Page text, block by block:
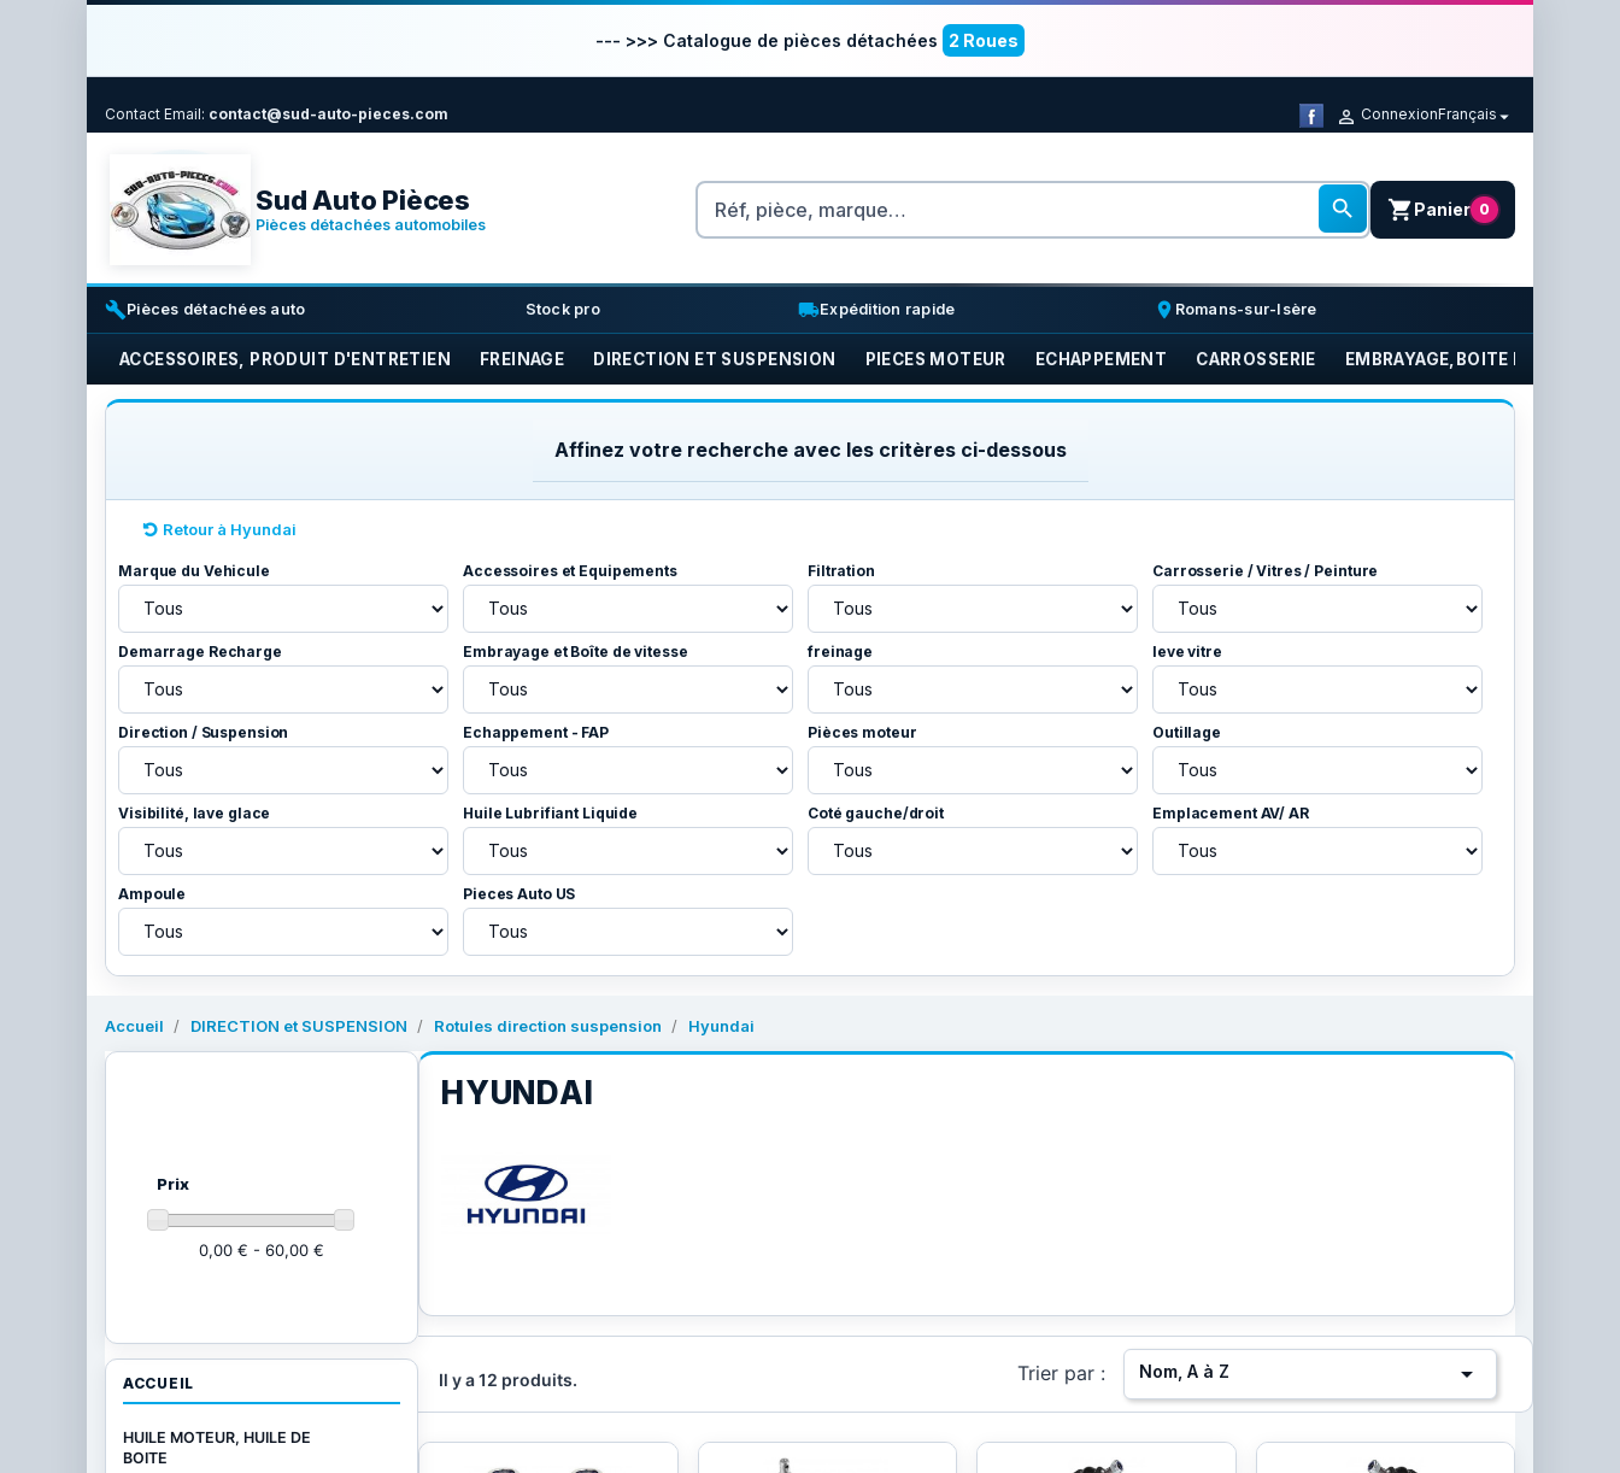
--- >>> Catalogue de pièces détachées 2 Roues
Contact Email: contact@sud-auto-pieces.com  ConnexionFrançais
Sud Auto Pièces
Pièces détachées automobiles
Rechercher
 shopping_cartPanier 0
buildPièces détachées auto inventory_2
Stock pro local_shippingExpédition rapide place Romans-sur-Isère
ACCESSOIRES, PRODUIT D'ENTRETIEN FREINAGE DIRECTION ET SUSPENSION PIECES MOTEUR ECHAPPEMENT CARROSSERIE EMBRAYAGE,BOITE DE
Affinez votre recherche avec les critères ci-dessous
Retour à Hyundai
Marque du Vehicule Accessoires et Equipements Filtration Carrosserie / Vitres / Peinture
Demarrage Recharge Embrayage et Boîte de vitesse freinage leve vitre
Direction / Suspension Echappement - FAP Pièces moteur Outillage
Visibilité, lave glace Huile Lubrifiant Liquide Coté gauche/droit Emplacement AV/ AR
Ampoule Pieces Auto US
Accueil DIRECTION et SUSPENSION Rotules direction suspension Hyundai
HYUNDAI
Il y a 12 produits. Trier par : Nom, A à Z 
Prix
0,00 € - 60,00 €
ACCUEIL
HUILE MOTEUR, HUILE DE
BOITE